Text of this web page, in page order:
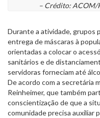
– Crédito: ACOM/
Durante a atividade, grupos
entrega de máscaras à
orientadas a colocar o
sanitários e de
servidoras forneciam até
De acordo com a secretária
Reinheimer, que também
conscientização de que a
comunidade precisa auxiliar